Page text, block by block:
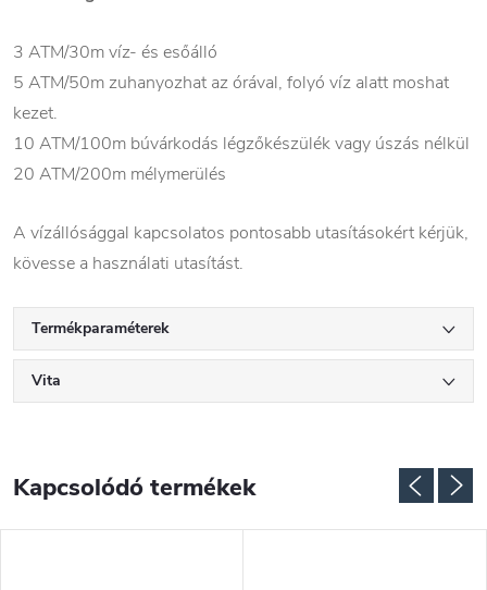
3 ATM/30m víz- és esőálló
5 ATM/50m zuhanyozhat az órával, folyó víz alatt moshat
kezet.
10 ATM/100m búvárkodás légzőkészülék vagy úszás nélkül
20 ATM/200m mélymerülés
A vízállósággal kapcsolatos pontosabb utasításokért kérjük,
kövesse a használati utasítást.
Termékparaméterek
Vita
Kapcsolódó termékek